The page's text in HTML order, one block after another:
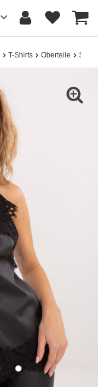
T-Shirts Oberteile